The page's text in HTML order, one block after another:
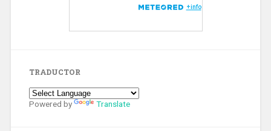
TRADUCTOR
Powered by Translate